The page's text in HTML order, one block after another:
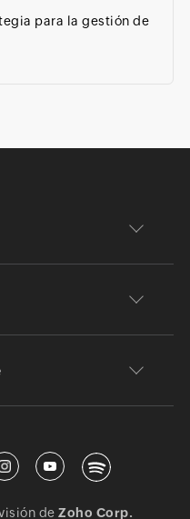
para la gestión de
deZoho Corp.